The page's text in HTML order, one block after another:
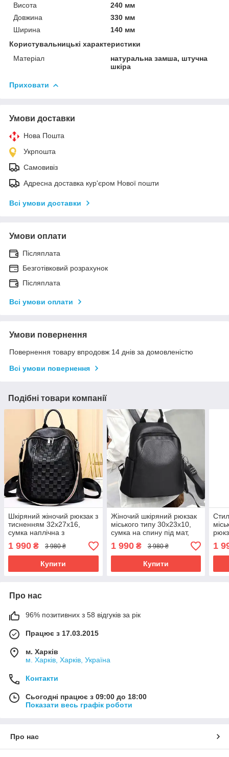
Висота
240 мм
Довжина
330 мм
Ширина
140 мм
Користувальницькі характеристики
Матеріал
натуральна замша, штучна
шкіра
Приховати
Умови доставки
Нова Пошта
Укрпошта
Самовивіз
Адресна доставка кур'єром Нової пошти
Всі умови доставки
Умови оплати
Післяплата
Безготівковий розрахунок
Післяплата
Всі умови оплати
Умови повернення
Повернення товару впродовж 14 днів за домовленістю
Всі умови повернення
Подібні товари компанії
Шкіряний жіночий рюкзак з
тисненням 32х27х16,
сумка наплічна з
шахматним візерунком,
чорна
1 990 ₴ 3 980 ₴
Купити
Жіночий шкіряний рюкзак
міського типу 30х23х10,
сумка на спину під мат,
чорна
1 990₴ 3 980 ₴
Купити
1
Про нас
96% позитивних з 58 відгуків за рік
Працює з 17.03.2015
м. Харків
м. Харків, Харків, Україна
Контакти
Сьогодні працює з 09:00 до 18:00
Показати весь графік роботи
Про нас